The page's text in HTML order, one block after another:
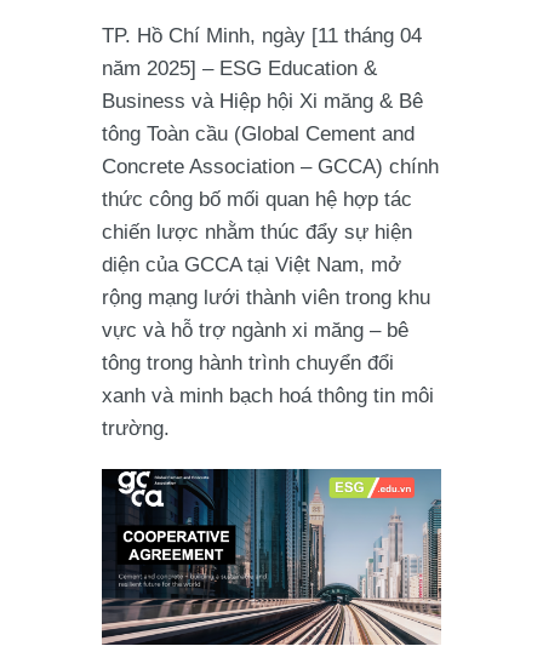
TP. Hồ Chí Minh, ngày [11 tháng 04
năm 2025] – ESG Education &
Business và Hiệp hội Xi măng & Bê
tông Toàn cầu (Global Cement and
Concrete Association – GCCA) chính
thức công bố mối quan hệ hợp tác
chiến lược nhằm thúc đẩy sự hiện
diện của GCCA tại Việt Nam, mở
rộng mạng lưới thành viên trong khu
vực và hỗ trợ ngành xi măng – bê
tông trong hành trình chuyển đổi
xanh và minh bạch hoá thông tin môi
trường.